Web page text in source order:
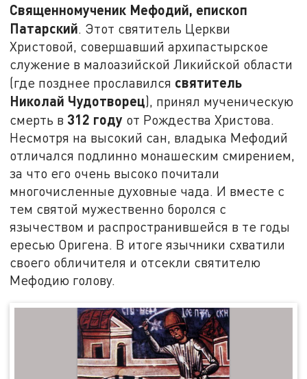
Священномученик Мефодий, епископ
Патарский. Этот святитель Церкви
Христовой, совершавший архипастырское
служение в малоазийской Ликийской области
(где позднее прославился святитель
Николай Чудотворец), принял мученическую
смерть в 312 году от Рождества Христова.
Несмотря на высокий сан, владыка Мефодий
отличался подлинно монашеским смирением,
за что его очень высоко почитали
многочисленные духовные чада. И вместе с
тем святой мужественно боролся с
язычеством и распространившейся в те годы
ересью Оригена. В итоге язычники схватили
своего обличителя и отсекли святителю
Мефодию голову.